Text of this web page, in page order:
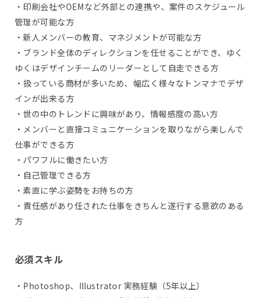
・印刷会社やOEMなど外部との連携や、案件のスケジュール
管理が可能な方
・新人メンバーの教育、マネジメントが可能な方
・ブランド全体のディレクションを任せることができ、ゆく
ゆくはデザインチームのリーダーとして自走できる方
・扱っている商材が多いため、幅広く様々なトンマナでデザ
インが出来る方
・世の中のトレンドに興味があり、情報感度の高い方
・メンバーと直接コミュニケーションを取りながら楽しんで
仕事ができる方
・パワフルに働きたい方
・自己管理できる方
・素直に学ぶ姿勢をお持ちの方
・責任感があり任された仕事をきちんと遂行する意欲のある
方
必須スキル
・Photoshop、Illustrator 実務経験（5年以上）